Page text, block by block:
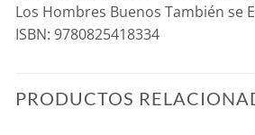
Los Hombres Buenos También se
ISBN: 9780825418334
PRODUCTOS